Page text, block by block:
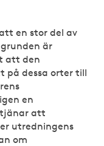
en stor del av
är
att den
på dessa orter till
en
att
utredningens
om